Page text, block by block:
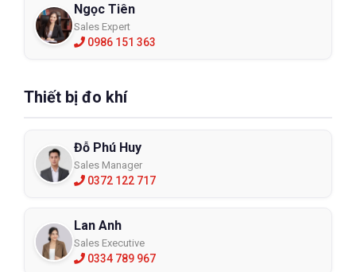
Ngọc Tiên
Sales Expert
0986 151 363
Thiết bị đo khí
Đỗ Phú Huy
Sales Manager
0372 122 717
Lan Anh
Sales Executive
0334 789 967